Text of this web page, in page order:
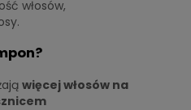
włosów,
więcej włosów na